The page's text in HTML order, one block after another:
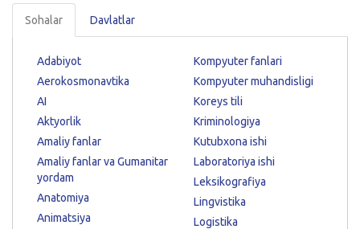
Sohalar Davlatlar
Adabiyot
Aerokosmonavtika
AI
Aktyorlik
Amaliy fanlar
Amaliy fanlar va Gumanitar
yordam
Anatomiya
Animatsiya
Kompyuter fanlari
Kompyuter muhandisligi
Koreys tili
Kriminologiya
Kutubxona ishi
Laboratoriya ishi
Leksikografiya
Lingvistika
Logistika